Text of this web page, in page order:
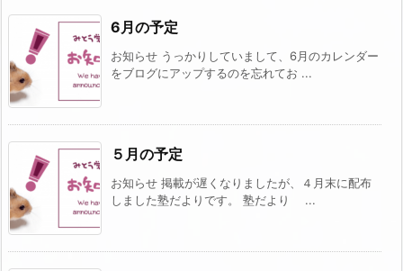
6月の予定
お知らせ うっかりしていまして、6月のカレンダー
をブログにアップするのを忘れてお ...
５月の予定
お知らせ 掲載が遅くなりましたが、４月末に配布
しました塾だよりです。 塾だより ...